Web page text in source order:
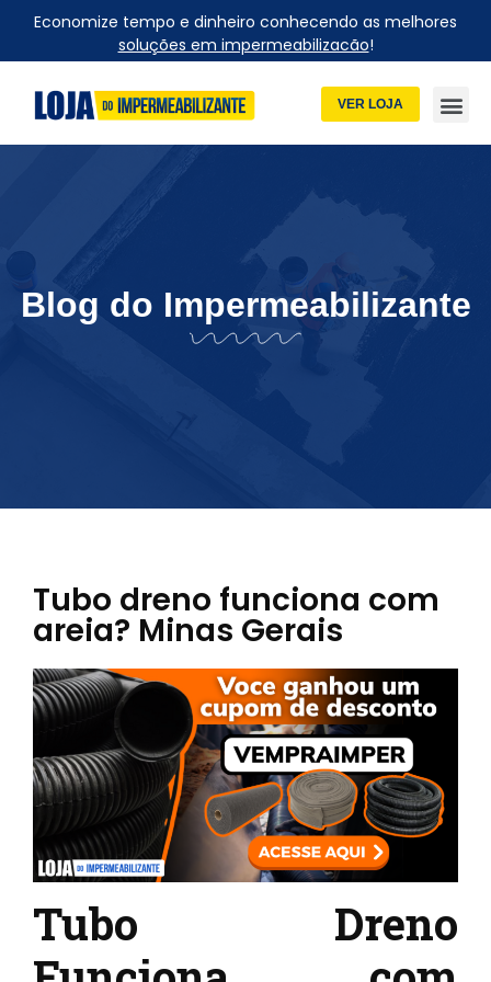
Economize tempo e dinheiro conhecendo as melhores
soluções em impermeabilizacão!
VER LOJA
Blog do Impermeabilizante
Tubo dreno funciona com
areia? Minas Gerais
Tubo Dreno